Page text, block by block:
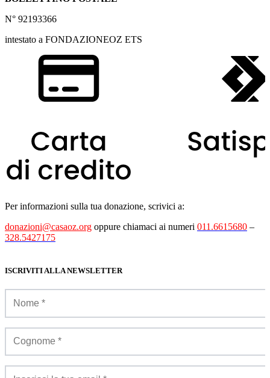
N° 92193366
intestato a FONDAZIONEOZ ETS
Per informazioni sulla tua donazione, scrivici a:
donazioni@casaoz.org oppure chiamaci ai numeri 011.6615680 –
328.5427175
ISCRIVITI ALLA NEWSLETTER